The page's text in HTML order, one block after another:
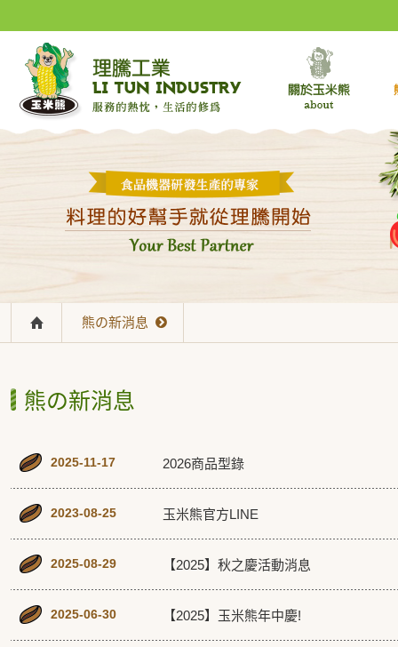
熊の新消息
熊の新消息
2025-11-17 2026商品型錄
2023-08-25 玉米熊官方LINE
2025-08-29 【2025】秋之慶活動消息
2025-06-30 【2025】玉米熊年中慶!